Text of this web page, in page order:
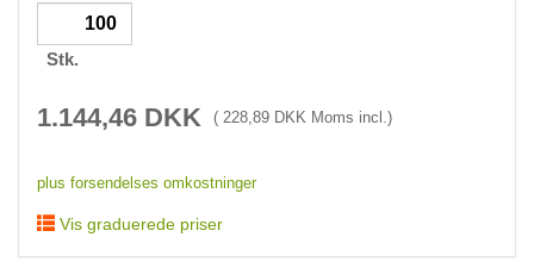
Stk.
1.144,46 DKK ( 228,89 DKK Moms incl.)
plus forsendelses omkostninger
Vis graduerede priser